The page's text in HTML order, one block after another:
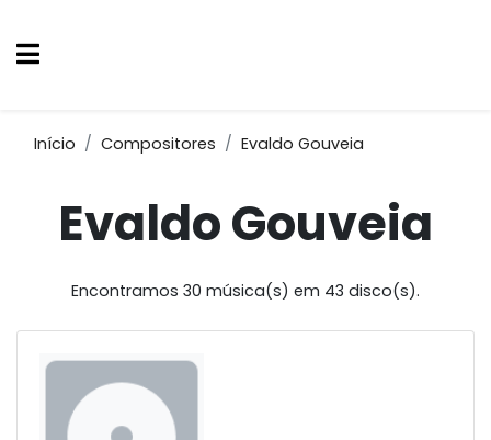
Início Compositores Evaldo Gouveia
Evaldo Gouveia
Encontramos 30 música(s) em 43 disco(s).